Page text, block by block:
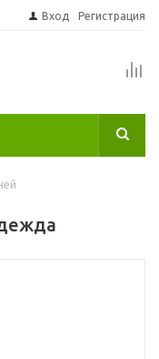
Вход Регистрация